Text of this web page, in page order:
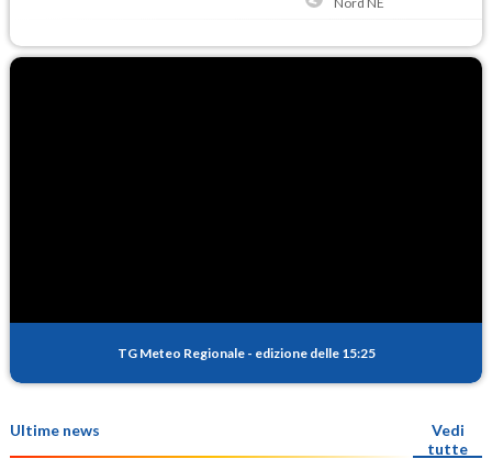
TG Meteo Regionale - edizione delle 15:25
Ultime news
Vedi
tutte